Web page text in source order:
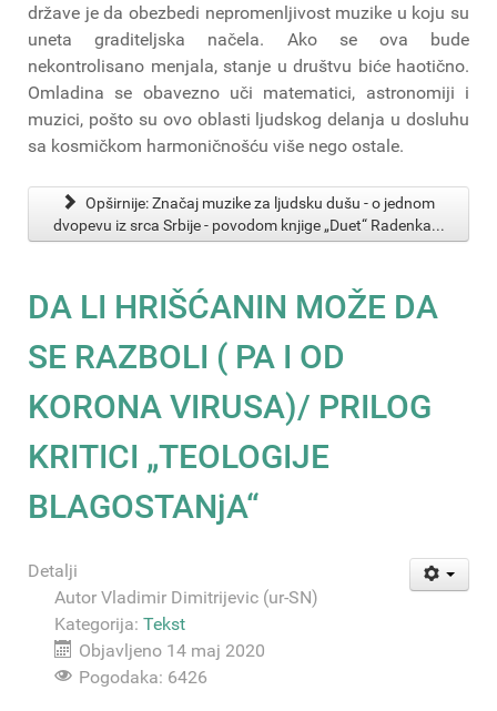
države je da obezbedi nepromenljivost muzike u koju su
uneta graditeljska načela. Ako se ova bude
nekontrolisano menjala, stanje u društvu biće haotično.
Omladina se obavezno uči matematici, astronomiji i
muzici, pošto su ovo oblasti ljudskog delanja u dosluhu
sa kosmičkom harmoničnošću više nego ostale.
Opširnije: Značaj muzike za ljudsku dušu - o jednom
dvopevu iz srca Srbije - povodom knjige „Duet“ Radenka...
DA LI HRIŠĆANIN MOŽE DA
SE RAZBOLI ( PA I OD
KORONA VIRUSA)/ PRILOG
KRITICI „TEOLOGIJE
BLAGOSTANjA“
Detalji
Autor Vladimir Dimitrijevic (ur-SN)
Kategorija: Tekst
Objavljeno 14 maj 2020
Pogodaka: 6426